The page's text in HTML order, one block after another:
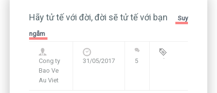
Hãy tử tế với đời, đời sẽ tử tế với bạn Suy
ngẫm
Cong ty
Bao Ve
Au Viet
31/05/2017 5 Blog